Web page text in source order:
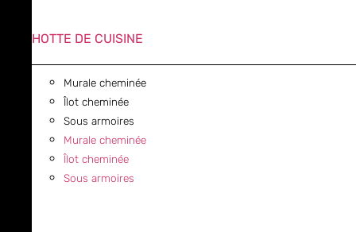
HOTTE DE CUISINE
Murale cheminée
Îlot cheminée
Sous armoires
Murale cheminée
Îlot cheminée
Sous armoires